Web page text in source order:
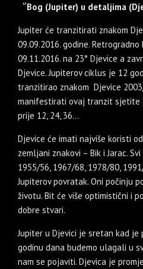
“Bog (Jupiter) u detaljima
Jupiter će tranzitirati znakom
09.09.2016. godine.
09.11.2016. na 23° Djevice a
Djevice. Jupiterov ciklus je 12
tranzitirao znakom Djevice
manifestirati ovaj tranzit sjetite
prije 12, 24, 36…
Djevice će imati najviše koristi
zemljani znakovi – Bik i Jarac.
1955/56, 1967/68, 1978/80,
Jupiterov povratak. Oni počinju
životu. Bit će više optimistični i
dobre stvari.
Jupiter u Djevici je sretan kad je
godinu dana budemo ulagali u
nam se pojaviti. Djevica je